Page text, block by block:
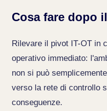
Cosa fare dopo
Rilevare il pivot IT-OT in
operativo immediato:
non si può
verso la rete di controllo
conseguenze.